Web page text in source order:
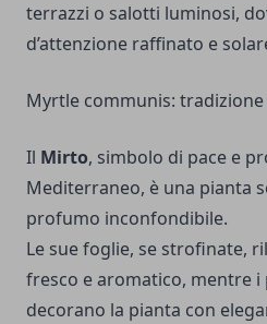
terrazzi o salotti luminosi,
d’attenzione raffinato e
Myrtle communis: tradizione
Il Mirto, simbolo di pace e
Mediterraneo, è una pianta
profumo inconfondibile.
Le sue foglie, se strofinate,
fresco e aromatico, mentre
decorano la pianta con